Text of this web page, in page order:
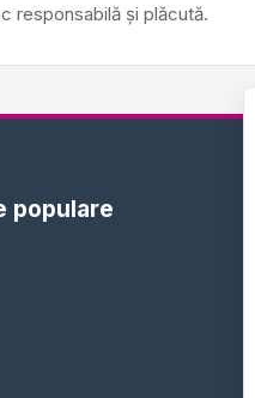
responsabilă și plăcută.
populare